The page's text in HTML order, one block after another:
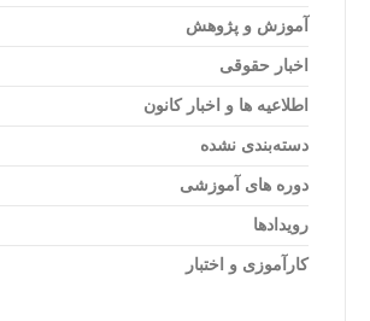
آموزش و پژوهش
اخبار حقوقی
اطلاعیه ها و اخبار کانون
دسته‌بندی نشده
دوره های آموزشی
رویدادها
کارآموزی و اختبار